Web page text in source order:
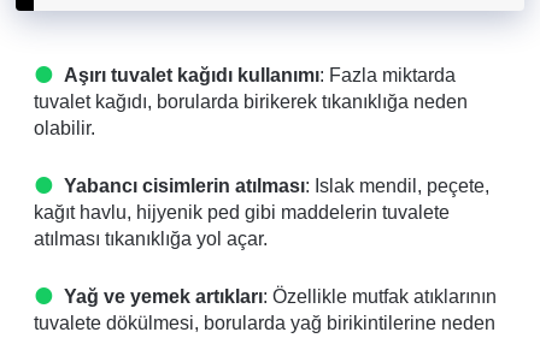
Aşırı tuvalet kağıdı kullanımı: Fazla miktarda
tuvalet kağıdı, borularda birikerek tıkanıklığa neden
olabilir.
Yabancı cisimlerin atılması: Islak mendil, peçete,
kağıt havlu, hijyenik ped gibi maddelerin tuvalete
atılması tıkanıklığa yol açar.
Yağ ve yemek artıkları: Özellikle mutfak atıklarının
tuvalete dökülmesi, borularda yağ birikintilerine neden